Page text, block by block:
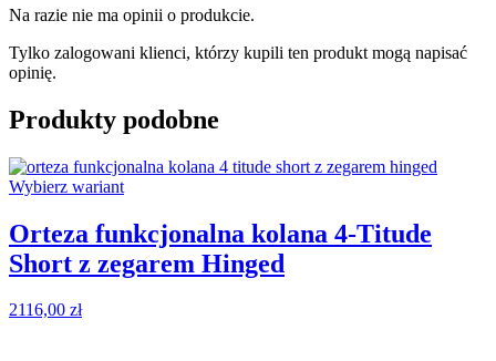
Na razie nie ma opinii o produkcie.
Tylko zalogowani klienci, którzy kupili ten produkt mogą napisać
opinię.
Produkty podobne
Wybierz wariant
Orteza funkcjonalna kolana 4-Titude
Short z zegarem Hinged
2116,00 zł